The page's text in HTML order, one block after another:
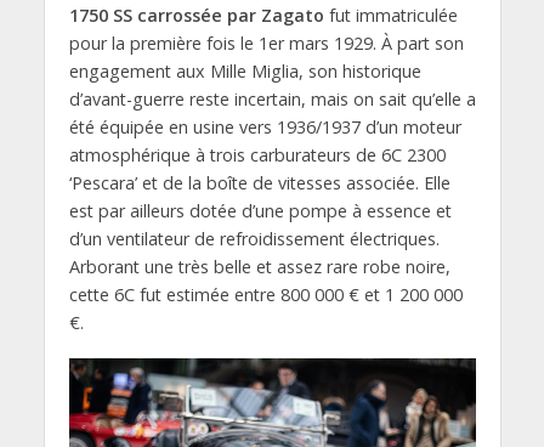
1750 SS carrossée par Zagato fut immatriculée
pour la première fois le 1er mars 1929. À part son
engagement aux Mille Miglia, son historique
d’avant-guerre reste incertain, mais on sait qu’elle a
été équipée en usine vers 1936/1937 d’un moteur
atmosphérique à trois carburateurs de 6C 2300
‘Pescara’ et de la boîte de vitesses associée. Elle
est par ailleurs dotée d’une pompe à essence et
d’un ventilateur de refroidissement électriques.
Arborant une très belle et assez rare robe noire,
cette 6C fut estimée entre 800 000 € et 1 200 000
€.